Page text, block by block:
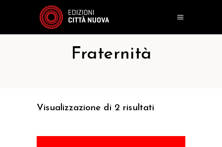
Fraternità
Visualizzazione di 2 risultati